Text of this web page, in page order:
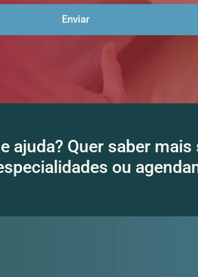
Enviar
ajuda? Quer saber mais
ou